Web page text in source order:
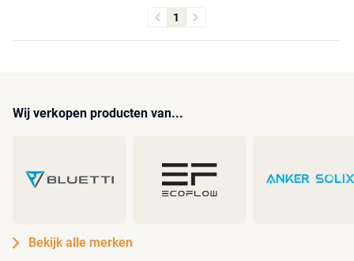
1
Wij verkopen producten van...
Bekijk alle merken